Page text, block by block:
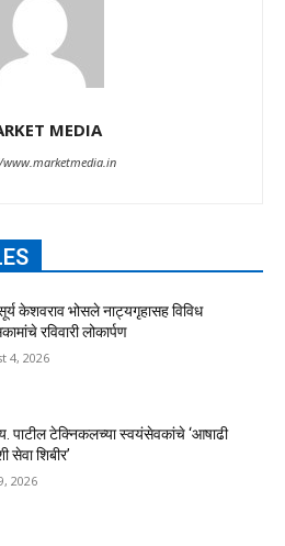
MEDIA
केशवराव भोसले नाट्यगृहासह विविध
रविवारी लोकार्पण
4, 2026
पाटील टेक्निकलच्या स्वयंसेवकांचे ‘आषाढी
सेवा शिबीर’
2026